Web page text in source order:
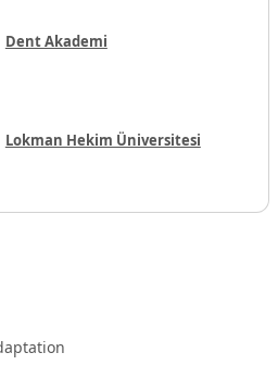
Dent Akademi
Lokman Hekim Üniversitesi